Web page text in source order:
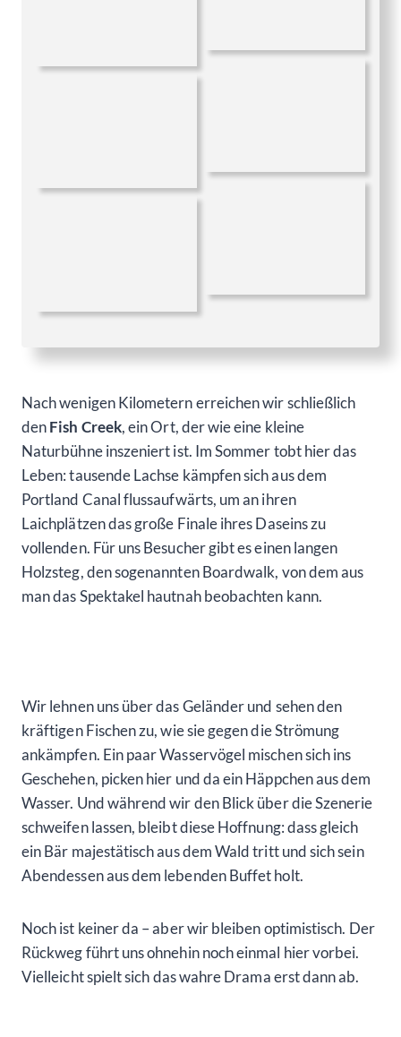
Nach wenigen Kilometern erreichen wir schließlich
denFish Creek, ein Ort, der wie eine kleine
Naturbühne inszeniert ist. Im Sommer tobt hier das
Leben: tausende Lachse kämpfen sich aus dem
Portland Canal flussaufwärts, um an ihren
Laichplätzen das große Finale ihres Daseins zu
vollenden. Für uns Besucher gibt es einen langen
Holzsteg, den sogenannten Boardwalk, von dem aus
man das Spektakel hautnah beobachten kann.
Wir lehnen uns über das Geländer und sehen den
kräftigen Fischen zu, wie sie gegen die Strömung
ankämpfen. Ein paar Wasservögel mischen sich ins
Geschehen, picken hier und da ein Häppchen aus dem
Wasser. Und während wir den Blick über die Szenerie
schweifen lassen, bleibt diese Hoffnung: dass gleich
ein Bär majestätisch aus dem Wald tritt und sich sein
Abendessen aus dem lebenden Buffet holt.
Noch ist keiner da – aber wir bleiben optimistisch. Der
Rückweg führt uns ohnehin noch einmal hier vorbei.
Vielleicht spielt sich das wahre Drama erst dann ab.